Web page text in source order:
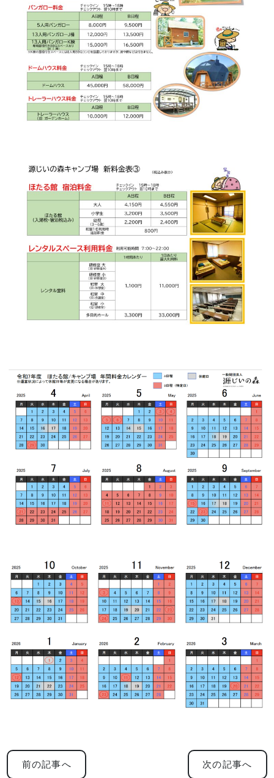
前の記事へ 次の記事へ